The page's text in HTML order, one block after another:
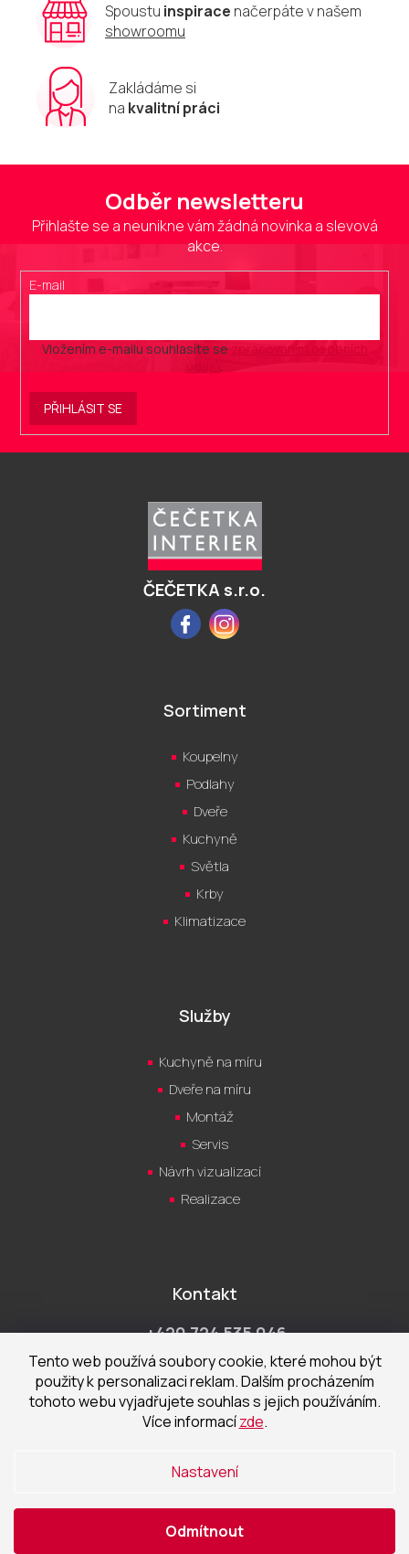
Tento web používá soubory cookie, které mohou být
použity k personalizaci reklam. Dalším procházením
tohoto webu vyjadřujete souhlas s jejich používáním.
Více informacízde.
Nastavení
Odmítnout
Spoustu inspirace načerpáte v našem
showroomu
Zakládáme si
na kvalitní práci
Odběr newsletteru
Přihlašte se a neunikne vám žádná novinka a slevová
akce.
E-mail
Vložením e-mailu souhlasíte se zpracováním osobních
.
PŘIHLÁSIT SE
ČEČETKA s.r.o.
FacebookInstagram
Sortiment
Koupelny
Podlahy
Dveře
Kuchyně
Světla
Krby
Klimatizace
Služby
Kuchyně na míru
Dveře na míru
Montáž
Servis
Návrh vizualizací
Realizace
Kontakt
+420 724 535 046
Po-Pá 9:00 - 18:00 hod
obchod@cecetka.cz
370 01 České Budějovice